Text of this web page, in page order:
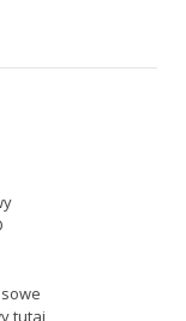
tutaj